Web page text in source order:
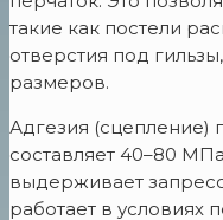
такие как постели
отверстия под
размеров.
Адгезия (сцепление)
составляет 40–80
выдерживает
работает в условиях